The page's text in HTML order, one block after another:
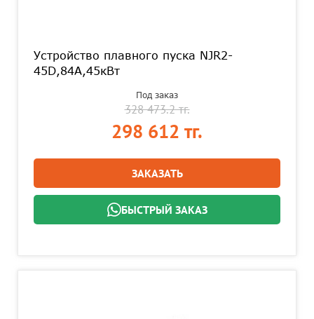
Устройство плавного пуска NJR2-
45D,84А,45кВт
Под заказ
328 473.2 тг.
298 612 тг.
ЗАКАЗАТЬ
БЫСТРЫЙ ЗАКАЗ